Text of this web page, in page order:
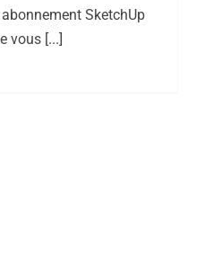
SketchUp
vous [...]